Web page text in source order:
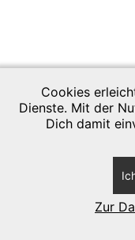
Impressum
Cookies
Dienste. Mit der
Dich damit
Zur